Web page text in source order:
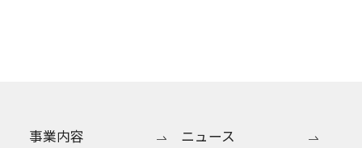
事業内容 ニュース